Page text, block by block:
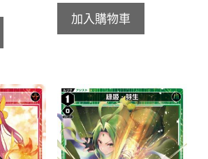
加入購物車